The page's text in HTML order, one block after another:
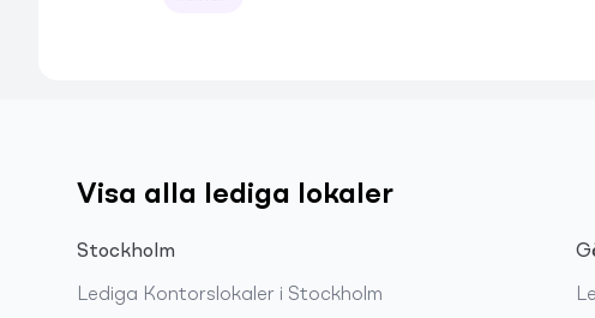
Visa alla lediga lokaler
Stockholm
Lediga Kontorslokaler i Stockholm